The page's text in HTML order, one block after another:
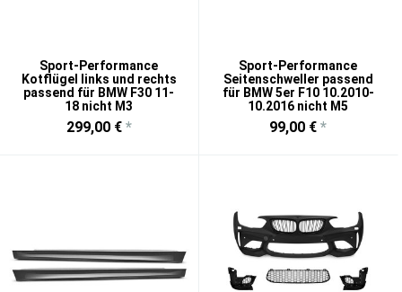
Sport-Performance
Kotflügel links und rechts
passend für BMW F30 11-
18 nicht M3
299,00 € *
Sport-Performance
Seitenschweller passend
für BMW 5er F10 10.2010-
10.2016 nicht M5
99,00 € *